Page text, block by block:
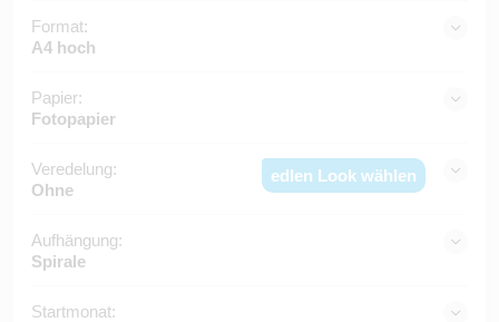
Format:
A4 hoch
Papier:
Fotopapier
Veredelung:
Ohne
edlen Look wählen
Aufhängung:
Spirale
Startmonat: